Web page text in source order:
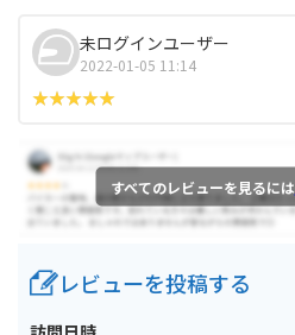
未ログインユーザー
2022-01-05 11:14
すべてのレビューを見るには
レビューを投稿する